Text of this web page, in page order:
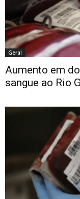
Geral
Aumento em
sangue ao Rio